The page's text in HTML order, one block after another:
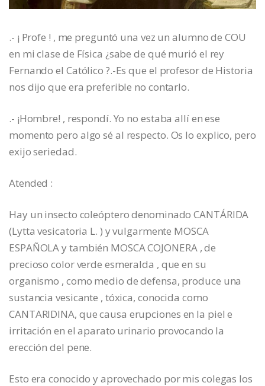
.- ¡ Profe ! , me preguntó una vez un alumno de COU
en mi clase de Física ¿sabe de qué murió el rey
Fernando el Católico ?.-Es que el profesor de Historia
nos dijo que era preferible no contarlo.
.- ¡Hombre! , respondí. Yo no estaba allí en ese
momento pero algo sé al respecto. Os lo explico, pero
exijo seriedad.
Atended :
Hay un insecto coleóptero denominado CANTÁRIDA
(Lytta vesicatoria L. ) y vulgarmente MOSCA
ESPAÑOLA y también MOSCA COJONERA , de
precioso color verde esmeralda , que en su
organismo , como medio de defensa, produce una
sustancia vesicante , tóxica, conocida como
CANTARIDINA, que causa erupciones en la piel e
irritación en el aparato urinario provocando la
erección del pene.
Esto era conocido y aprovechado por mis colegas los